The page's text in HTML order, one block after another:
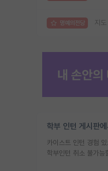
명예의전당 지
학부 인턴 게시판
카이스트 인턴 경험
학부인턴 취소 불가능